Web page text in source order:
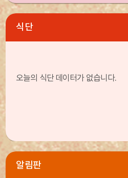
식단
오늘의 식단 데이터가 없습니다.
알림판